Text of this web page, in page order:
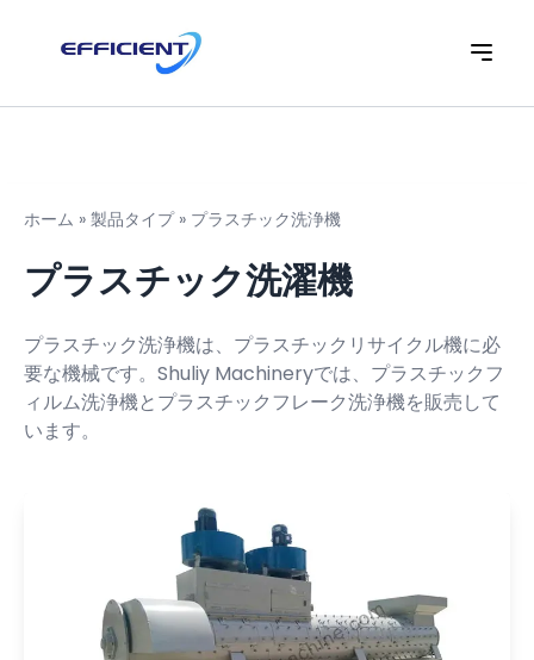
ホーム » 製品タイプ» プラスチック洗浄機
プラスチック洗濯機
プラスチック洗浄機は、プラスチックリサイクル機に必
要な機械です。Shuliy Machineryでは、プラスチックフ
ィルム洗浄機とプラスチックフレーク洗浄機を販売して
います。